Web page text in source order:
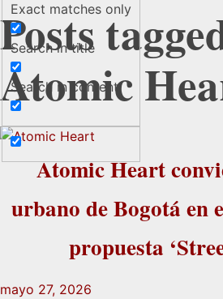
Exact matches only
Search in title
Search in content
Posts
Atomic
Atomic Heart
urbano de Bogotá en
propuesta
mayo 27, 2026